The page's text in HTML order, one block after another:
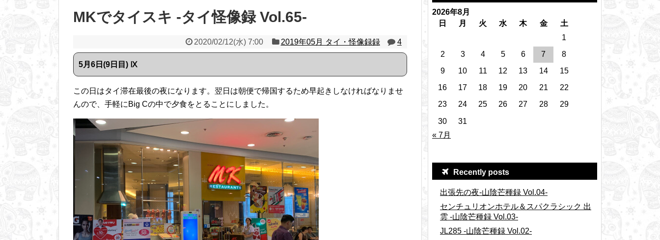
MKでタイスキ -タイ怪像録 Vol.65-
2020/02/12(水) 7:00 2019年05月 タイ・怪像録録 4
5月6日(9日目) Ⅸ
この日はタイ滞在最後の夜になります。翌日は朝便で帰国するため早起きしなければなりませ
んので、手軽にBig Cの中で夕食をとることにしました。
2026年8月
日
月 火 水 木 金
土
1
2
3 4 5 6 7
8
9
10 11 12 13 14
15
16
17 18 19 20 21
22
23
24 25 26 27 28 29
30
31
« 7月
Recently posts
出張先の夜-山陰芒種録 Vol.04-
センチュリオンホテル＆スパクラシック 出
雲 -山陰芒種録 Vol.03-
JL285 -山陰芒種録 Vol.02-